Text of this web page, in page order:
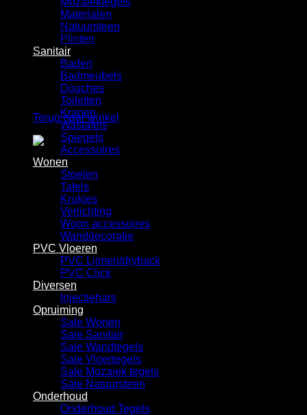
Winkelwagen
Geen producten in de winkelwagen.
Terug naar winkel
Materialen
Natuursteen
Plinten
Sanitair
Baden
Badmeubels
Douches
Toiletten
Kranen
Wastafels
Spiegels
Accessoires
Wonen
Stoelen
Tafels
Krukjes
Verlichting
Woon accessoires
Wanddecoratie
PVC Vloeren
PVC Lijmen/dryback
PVC Click
Diversen
Injectiehars
Opruiming
Sale Wonen
Sale Sanitair
Sale Wandtegels
Sale Vloertegels
Sale Mozaiek tegels
Sale Natuursteen
Onderhoud
Onderhoud Tegels